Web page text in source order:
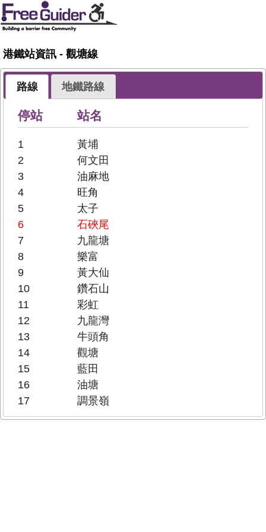
港鐵站資訊 - 觀塘線
路線 地鐵路線
停站 站名
1
黃埔
2
何文田
3
油麻地
4
旺角
5
太子
6
石硤尾
7
九龍塘
8
樂富
9
黃大仙
10
鑽石山
11
彩虹
12
九龍灣
13
牛頭角
14
觀塘
15
藍田
16
油塘
17
調景嶺